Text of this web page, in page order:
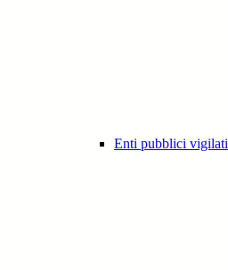
Enti pubblici vigilati